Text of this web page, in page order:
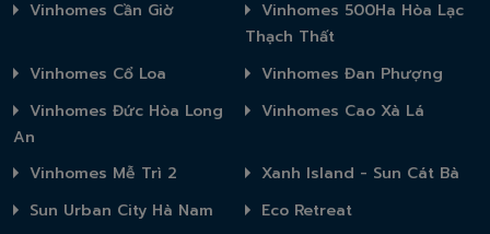
Vinhomes Cần Giờ
Vinhomes 500Ha Hòa Lạc
Thạch Thất
Vinhomes Cổ Loa
Vinhomes Đan Phượng
Vinhomes Đức Hòa Long
An
Vinhomes Cao Xà Lá
Vinhomes Mễ Trì 2
Xanh Island - Sun Cát Bà
Sun Urban City Hà Nam
Eco Retreat